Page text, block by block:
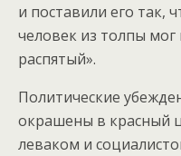
и поставили его так,
человек из толпы мог
распятый».
Политические
окрашены в красный
леваком и